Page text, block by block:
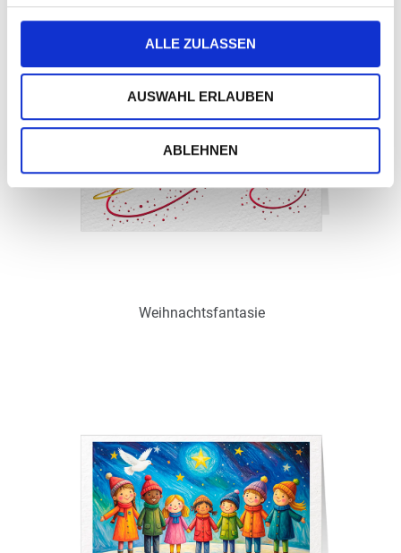
ALLE ZULASSEN
AUSWAHL ERLAUBEN
ABLEHNEN
Art.-Nr.: WPS18705
Ohne / Mit Inneneindruck möglich
Weihnachtsfantasie
Zum Merkzettel hinzufügen
Ohne / Mit Inneneindruck möglich